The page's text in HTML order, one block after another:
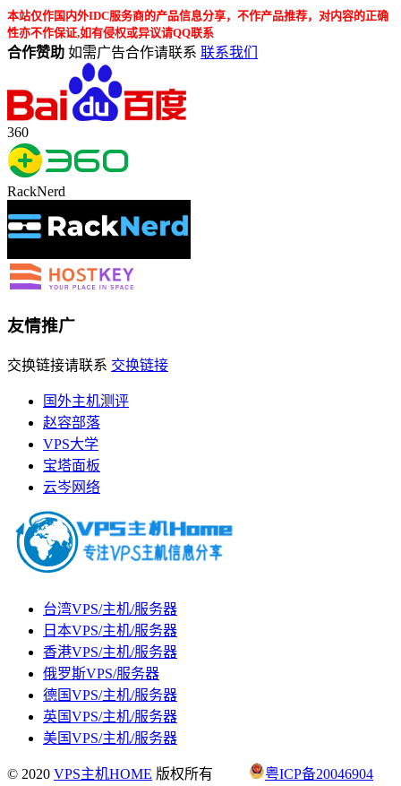
本站仅作国内外IDC服务商的产品信息分享，不作产品推荐，对内容的正确
性亦不作保证,如有侵权或异议请QQ联系
合作赞助 如需广告合作请联系 联系我们
360
RackNerd
友情推广
交换链接请联系 交换链接
国外主机测评
赵容部落
VPS大学
宝塔面板
云岑网络
台湾VPS/主机/服务器
日本VPS/主机/服务器
香港VPS/主机/服务器
俄罗斯VPS/服务器
德国VPS/主机/服务器
英国VPS/主机/服务器
美国VPS/主机/服务器
© 2020 VPS主机HOME 版权所有
粤ICP备20046904